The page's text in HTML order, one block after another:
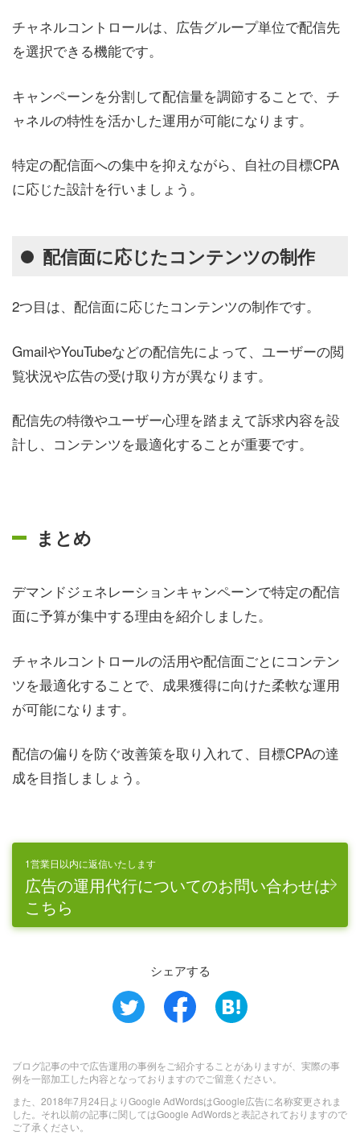
チャネルコントロールは、広告グループ単位で配信先
を選択できる機能です。
キャンペーンを分割して配信量を調節することで、チ
ャネルの特性を活かした運用が可能になります。
特定の配信面への集中を抑えながら、自社の目標CPA
に応じた設計を行いましょう。
配信面に応じたコンテンツの制作
2つ目は、配信面に応じたコンテンツの制作です。
GmailやYouTubeなどの配信先によって、ユーザーの閲
覧状況や広告の受け取り方が異なります。
配信先の特徴やユーザー心理を踏まえて訴求内容を設
計し、コンテンツを最適化することが重要です。
まとめ
デマンドジェネレーションキャンペーンで特定の配信
面に予算が集中する理由を紹介しました。
チャネルコントロールの活用や配信面ごとにコンテン
ツを最適化することで、成果獲得に向けた柔軟な運用
が可能になります。
配信の偏りを防ぐ改善策を取り入れて、目標CPAの達
成を目指しましょう。
1営業日以内に返信いたします
広告の運用代行についてのお問い合わせは
こちら
シェアする
ブログ記事の中で広告運用の事例をご紹介することがありますが、実際の事
例を一部加工した内容となっておりますのでご留意ください。
また、2018年7月24日よりGoogle AdWordsはGoogle広告に名称変更されま
した。それ以前の記事に関してはGoogle AdWordsと表記されておりますので
ご了承ください。